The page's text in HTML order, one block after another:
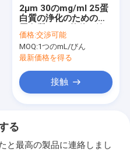
2μm 30のmg/ml 25蛋
白質の浄化のためのmL
化のキット
価格:交渉可能
MOQ:1つのmL/びん
最新価格を得る
接触
る
と最高の製品に連絡しまし